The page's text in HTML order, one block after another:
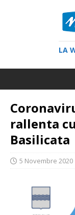
LA
rallenta
Basilicata
5 Novembre 2020